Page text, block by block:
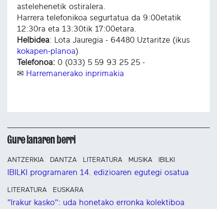
astelehenetik ostiralera.
Harrera telefonikoa segurtatua da 9:00etatik
12:30ra eta 13:30tik 17:00etara.
Helbidea: Lota Jauregia - 64480 Uztaritze (ikus
kokapen-planoa)
Telefonoa: 0 (033) 5 59 93 25 25 -
✉ Harremanerako inprimakia
Gure lanaren berri
ANTZERKIA DANTZA LITERATURA MUSIKA IBILKI
IBILKI programaren 14. edizioaren egutegi osatua
LITERATURA EUSKARA
"Irakur kasko": uda honetako erronka kolektiboa